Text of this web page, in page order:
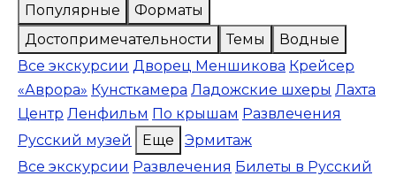
Популярные
Форматы
Достопримечательности
Темы
Водные
Все экскурсии Дворец Меншикова Крейсер
«Аврора» Кунсткамера Ладожские шхеры Лахта
Центр Ленфильм По крышам Развлечения
Русский музей
Еще
Эрмитаж
Все экскурсии Развлечения Билеты в Русский